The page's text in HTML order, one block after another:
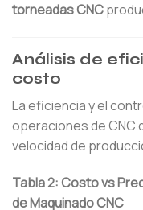
torneadas CNC
Análisis de
costo
La eficiencia y el
operaciones de CNC
velocidad de
Tabla 2: Costo vs
de Maquinado CNC